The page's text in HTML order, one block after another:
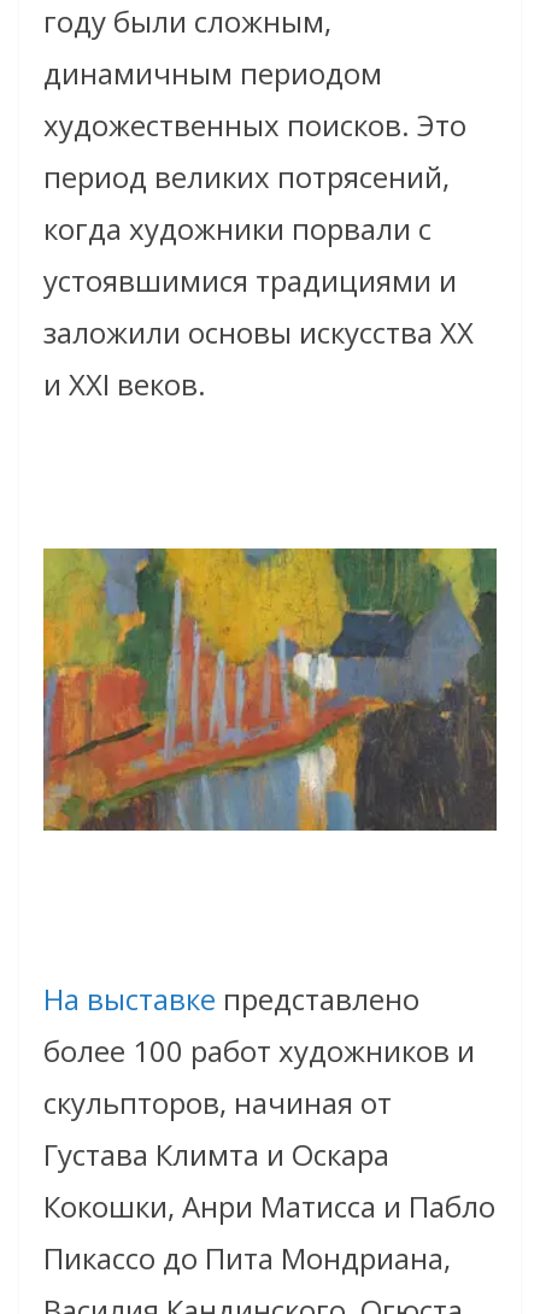
году были сложным,
динамичным периодом
художественных поисков. Это
период великих потрясений,
когда художники порвали с
устоявшимися традициями и
заложили основы искусства XX
и XXI веков.
На выставке представлено
более 100 работ художников и
скульпторов, начиная от
Густава Климта и Оскара
Кокошки, Анри Матисса и Пабло
Пикассо до Пита Мондриана,